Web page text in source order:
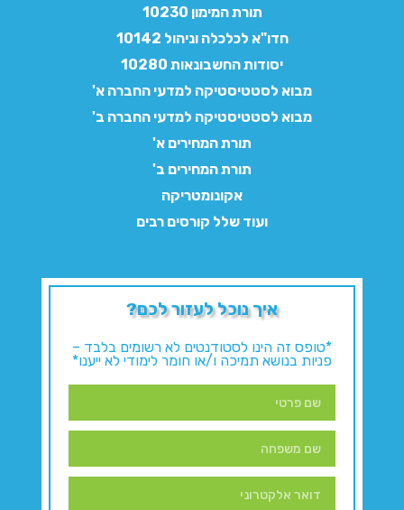
תורת המימון 10230
חדו"א לכלכלה וניהול 10142
יסודות החשבונאות 10280
מבוא לסטטיסטיקה למדעי החברה א'
מבוא לסטטיסטיקה למדעי החברה ב'
תורת המחירים א'
תורת המחירים ב'
אקונומטריקה
ועוד שלל קורסים רבים
איך נוכל לעזור לכם?
*טופס זה הינו לסטודנטים לא רשומים בלבד –
פניות בנושא תמיכה ו/או חומר לימודי לא ייענו*